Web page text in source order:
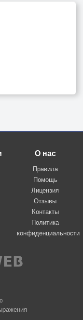
О нас
Правила
Помощь
Лицензия
Отзывы
Контакты
Политика
конфиденциальности